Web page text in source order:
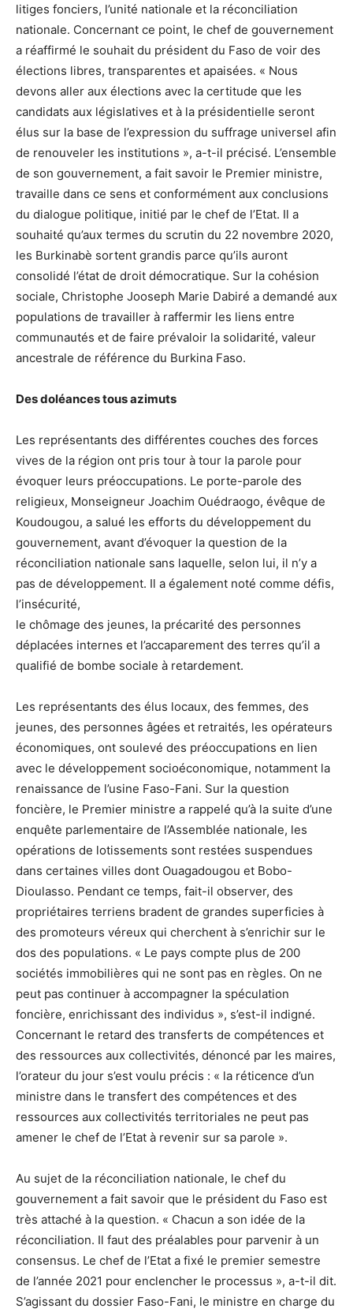
litiges fonciers, l’unité nationale et la réconciliation
nationale. Concernant ce point, le chef de gouvernement
a réaffirmé le souhait du président du Faso de voir des
élections libres, transparentes et apaisées. « Nous
devons aller aux élections avec la certitude que les
candidats aux législatives et à la présidentielle seront
élus sur la base de l’expression du suffrage universel afin
de renouveler les institutions », a-t-il précisé. L’ensemble
de son gouvernement, a fait savoir le Premier ministre,
travaille dans ce sens et conformément aux conclusions
du dialogue politique, initié par le chef de l’Etat. Il a
souhaité qu’aux termes du scrutin du 22 novembre 2020,
les Burkinabè sortent grandis parce qu’ils auront
consolidé l’état de droit démocratique. Sur la cohésion
sociale, Christophe Jooseph Marie Dabiré a demandé aux
populations de travailler à raffermir les liens entre
communautés et de faire prévaloir la solidarité, valeur
ancestrale de référence du Burkina Faso.
Des doléances tous azimuts
Les représentants des différentes couches des forces
vives de la région ont pris tour à tour la parole pour
évoquer leurs préoccupations. Le porte-parole des
religieux, Monseigneur Joachim Ouédraogo, évêque de
Koudougou, a salué les efforts du développement du
gouvernement, avant d’évoquer la question de la
réconciliation nationale sans laquelle, selon lui, il n’y a
pas de développement. Il a également noté comme défis,
l’insécurité,
le chômage des jeunes, la précarité des personnes
déplacées internes et l’accaparement des terres qu’il a
qualifié de bombe sociale à retardement.
Les représentants des élus locaux, des femmes, des
jeunes, des personnes âgées et retraités, les opérateurs
économiques, ont soulevé des préoccupations en lien
avec le développement socioéconomique, notamment la
renaissance de l’usine Faso-Fani. Sur la question
foncière, le Premier ministre a rappelé qu’à la suite d’une
enquête parlementaire de l’Assemblée nationale, les
opérations de lotissements sont restées suspendues
dans certaines villes dont Ouagadougou et Bobo-
Dioulasso. Pendant ce temps, fait-il observer, des
propriétaires terriens bradent de grandes superficies à
des promoteurs véreux qui cherchent à s’enrichir sur le
dos des populations. « Le pays compte plus de 200
sociétés immobilières qui ne sont pas en règles. On ne
peut pas continuer à accompagner la spéculation
foncière, enrichissant des individus », s’est-il indigné.
Concernant le retard des transferts de compétences et
des ressources aux collectivités, dénoncé par les maires,
l’orateur du jour s’est voulu précis : « la réticence d’un
ministre dans le transfert des compétences et des
ressources aux collectivités territoriales ne peut pas
amener le chef de l’Etat à revenir sur sa parole ».
Au sujet de la réconciliation nationale, le chef du
gouvernement a fait savoir que le président du Faso est
très attaché à la question. « Chacun a son idée de la
réconciliation. Il faut des préalables pour parvenir à un
consensus. Le chef de l’Etat a fixé le premier semestre
de l’année 2021 pour enclencher le processus », a-t-il dit.
S’agissant du dossier Faso-Fani, le ministre en charge du